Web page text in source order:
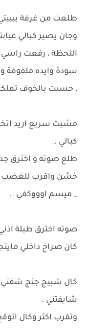
طلعت من غرفة بيبيتي
وجان يصير كبالي
اللحظة ، رفعت راسي
سودة وايده ملفوفة
، حسيت بالخوف
مشيت سريع اريد
كبالي ..
طلع صوته و اخترق
خشن واقرب للغضب
_ ميسم اوووكفي ..
صوته اخترق طبلة
كان صراخ داخلي
كال شبيج جنج شفتي
شايفتني .
وتقرب اكثر وكال